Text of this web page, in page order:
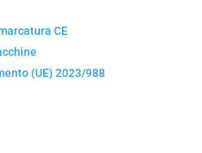
CE
(UE) 2023/988